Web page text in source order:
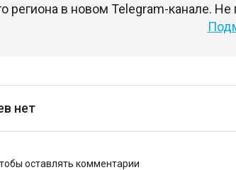
региона в новом Telegram-канале.
нет
оставлять комментарии